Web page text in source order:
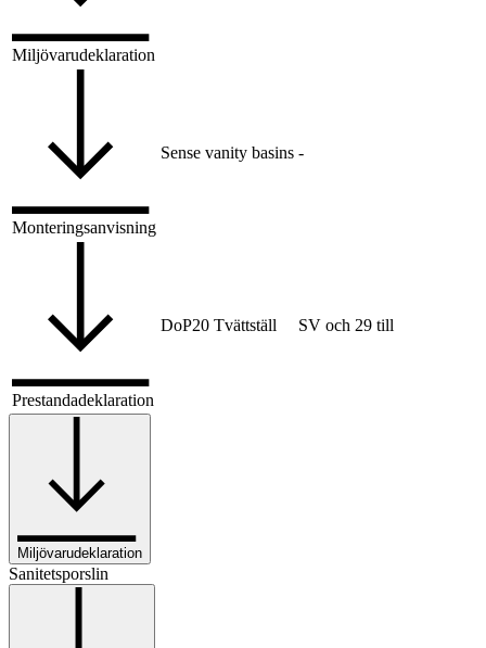
Miljövarudeklaration
Monteringsanvisning
Sense vanity basins -
Prestandadeklaration
DoP20 Tvättställ SV och 29 till
Miljövarudeklaration
Sanitetsporslin